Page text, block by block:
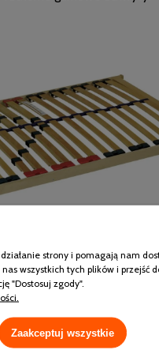
jego lepszą
strony i pomagają nam
wszystkich tych plików i przejść
"Dostosuj zgody".
Zaakceptuj wszystkie